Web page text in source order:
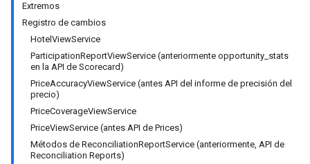
Extremos
Registro de cambios
HotelViewService
ParticipationReportViewService (anteriormente opportunity_stats
en la API de Scorecard)
PriceAccuracyViewService (antes API del informe de precisión del
precio)
PriceCoverageViewService
PriceViewService (antes API de Prices)
Métodos de ReconciliationReportService (anteriormente, API de
Reconciliation Reports)